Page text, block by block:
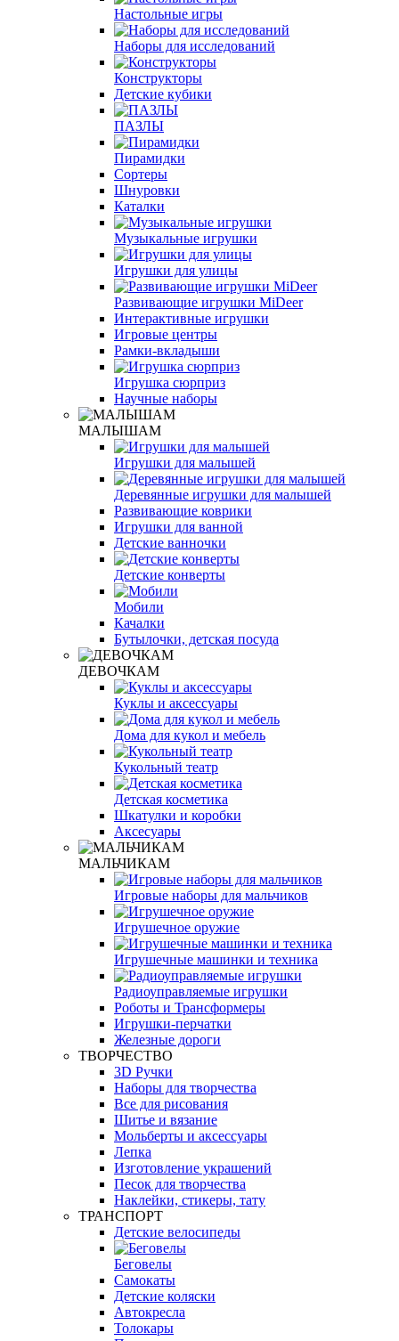
Настольные игры
Наборы для исследований
Конструкторы
Детские кубики
ПАЗЛЫ
Пирамидки
Сортеры
Шнуровки
Каталки
Музыкальные игрушки
Игрушки для улицы
Развивающие игрушки MiDeer
Интерактивные игрушки
Игровые центры
Рамки-вкладыши
Игрушка сюрприз
Научные наборы
МАЛЫШАМ
Игрушки для малышей
Деревянные игрушки для малышей
Развивающие коврики
Игрушки для ванной
Детские ванночки
Детские конверты
Мобили
Качалки
Бутылочки, детская посуда
ДЕВОЧКАМ
Куклы и аксессуары
Дома для кукол и мебель
Кукольный театр
Детская косметика
Шкатулки и коробки
Аксесуары
МАЛЬЧИКАМ
Игровые наборы для мальчиков
Игрушечное оружие
Игрушечные машинки и техника
Радиоуправляемые игрушки
Роботы и Трансформеры
Игрушки-перчатки
Железные дороги
ТВОРЧЕСТВО
3D Ручки
Наборы для творчества
Все для рисования
Шитье и вязание
Мольберты и аксессуары
Лепка
Изготовление украшений
Песок для творчества
Наклейки, стикеры, тату
ТРАНСПОРТ
Детские велосипеды
Беговелы
Самокаты
Детские коляски
Автокресла
Толокары